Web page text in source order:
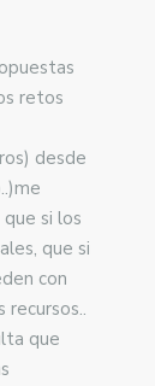
retos
desde
si los
que si
con
recursos..
que